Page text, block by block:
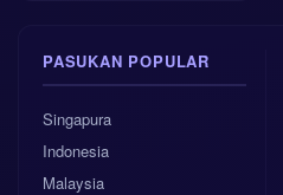
PASUKAN POPULAR
Singapura
Indonesia
Malaysia